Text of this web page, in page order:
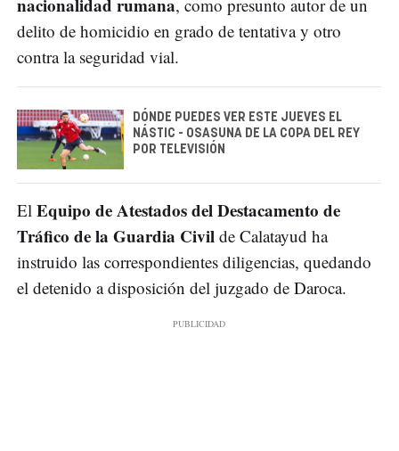
, como presunto autor de un
delito de homicidio en grado de tentativa y otro
contra la seguridad vial.
DÓNDE PUEDES VER ESTE JUEVES EL
NÁSTIC - OSASUNA DE LA COPA DEL REY
POR TELEVISIÓN
El Equipo de Atestados del Destacamento de
Tráfico de la Guardia Civil de Calatayud ha
instruido las correspondientes diligencias, quedando
el detenido a disposición del juzgado de Daroca.